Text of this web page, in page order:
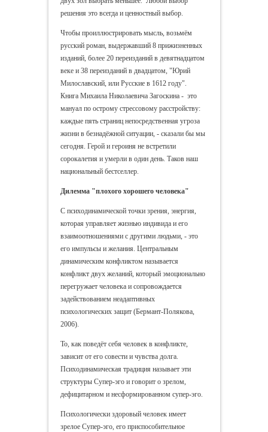
решения это всегда и ценностный выбор.
Чтобы проиллюстрировать мысль, возьмём
русский роман, выдержавший 8 прижизненных
изданий, более 20 переизданий в девятнадцатом
веке и 38 переизданий в двадцатом, "Юрий
Милославский, или Русские в 1612 году".
Книга Михаила Николаевича Загоскина - это
мануал по острому стрессовому расстройству:
каждые пять страниц непосредственная угроза
жизни в безнадёжной ситуации, - сказали бы мы
сегодня. Герой и героиня не встретили
сорокалетия и умерли в один день. Таков наш
национальный бестселлер.
Дилемма "плохого хорошего человека"
С психодинамической точки зрения, энергия,
которая управляет жизнью индивида и его
взаимоотношениями с другими людьми, - это
его импульсы и желания. Центральным
динамическим конфликтом называется
конфликт двух желаний, который эмоционально
перегружает человека и сопровождается
задействованием неадаптивных
психологических защит (Бермант-Полякова,
2006).
То, как поведёт себя человек в конфликте,
зависит от его совести и чувства долга.
Психодинамическая традиция называет эти
структуры Супер-эго и говорит о зрелом,
дефицитарном и несформированном супер-эго.
Психологически здоровый человек имеет
зрелое Супер-эго, его приспособительное